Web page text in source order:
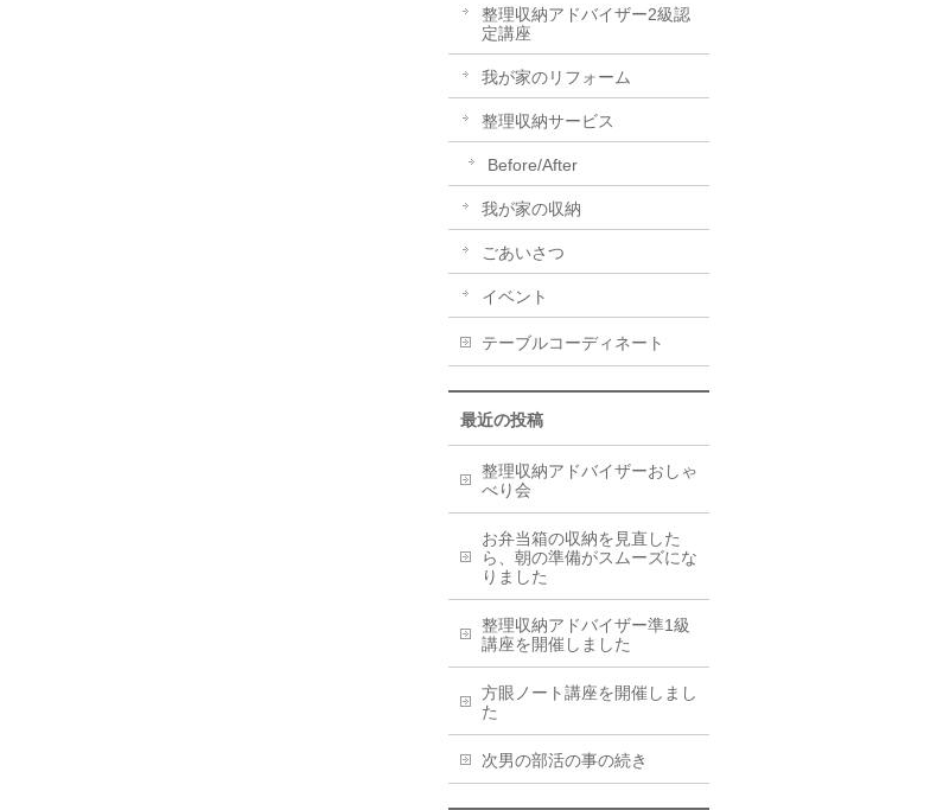
整理収納アドバイザー2級認
定講座
我が家のリフォーム
整理収納サービス
Before/After
我が家の収納
ごあいさつ
イベント
テーブルコーディネート
最近の投稿
整理収納アドバイザーおしゃ
べり会
お弁当箱の収納を見直した
ら、朝の準備がスムーズにな
りました
整理収納アドバイザー準1級
講座を開催しました
方眼ノート講座を開催しまし
た
次男の部活の事の続き